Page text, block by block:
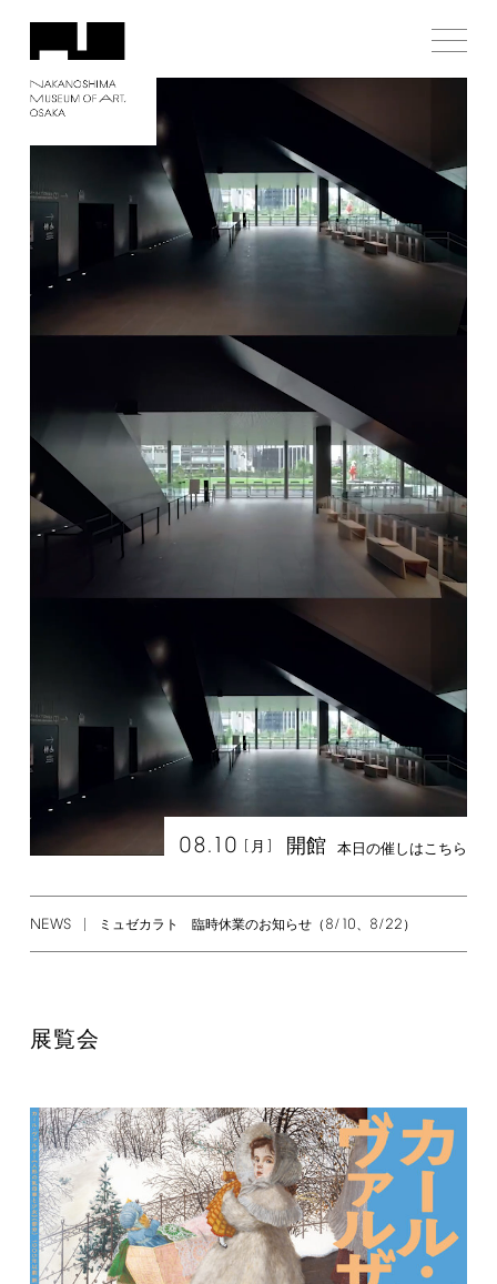
08.10 [ 月 ] 開館 本日の催しはこちら
NEWS ミュゼカラト 臨時休業のお知らせ（ 8/10、 8/22 ）
展覧会